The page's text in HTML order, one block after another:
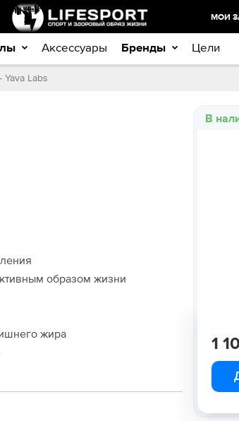
МОИ
Аксессуары Бренды Цели
Yava Labs
образом жизни
жира
В
1